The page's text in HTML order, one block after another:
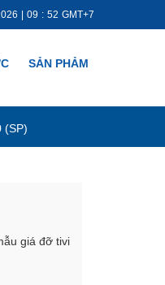
09 : 52 GMT+7
SẢN PHẢM
(SP)
giá đỡ tivi